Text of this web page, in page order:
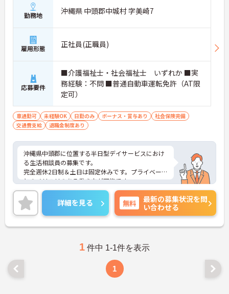
勤務地 沖縄県 中頭郡中城村 字美崎7
雇用形態 正社員(正職員)
応募要件
■介護福祉士・社会福祉士 いずれか ■実
務経験：不問 ■普通自動車運転免許（AT限
定可）
車通勤可 未経験OK 日勤のみ ボーナス・賞与あり
社会保険完備
交通費支給
退職金制度あり
沖縄県中頭郡に位置する半日型デイサービスにおけ
る生活相談員の募集です。
完全週休2日制＆土日は固定休みです。プライベート
とのメリハリのある働き方が可能です。
ご興味のある方には、面接対策ポイントなど、さら
に詳細をご案内しますのでお気軽にご相談くださ
い！
詳細を見る 無料
最新の募集状況を問
い合わせる
1 件中 1-1件を表示
1